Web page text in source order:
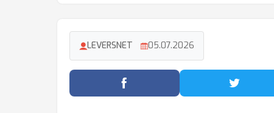
LEVERSNET 05.07.2026
Facebook'ta Paylaş